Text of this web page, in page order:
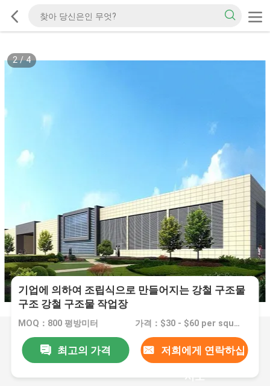
2/4
기업에 의하여 조립식으로 만들어지는 강철 구조물
구조 강철 구조물 작업장
MOQ：800 평방미터 가격：$30 - $60 per square meter
최고의 가격 저희에게 연락하십
시오